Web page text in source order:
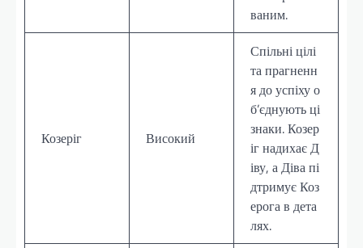
ваним.
Козеріг Високий
Спільні цілі
та прагненн
я до успіху о
б’єднують ці
знаки. Козер
іг надихає Д
іву, а Діва пі
дтримує Коз
ерога в дета
лях.